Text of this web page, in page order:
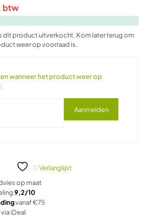
btw
dit product uitverkocht. Kom later terug om
weer op voorraad is.
wanneer het product weer op
Aanmelden
♡ Verlanglijst
op maat
9,2/10
vanaf €75
iDeal